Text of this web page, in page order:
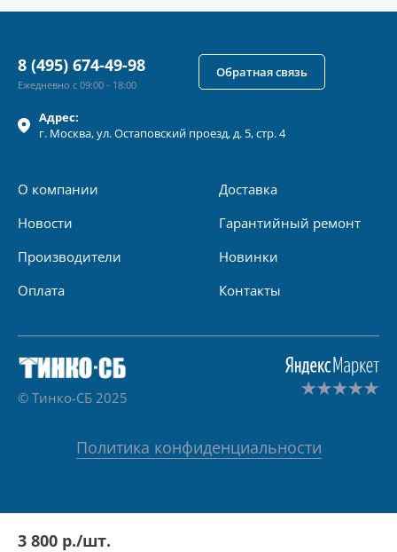
3 800 р./шт.
Адрес:
г. Москва, ул.Остаповский проезд, д. 5, стр. 4
О компании
Новости
Производители
Оплата
Доставка
Гарантийный ремонт
Новинки
Контакты
8 (495) 674-49-98
Ежедневно с 09:00 - 18:00
Обратная связь
© Тинко-СБ 2025
Политика конфиденциальности